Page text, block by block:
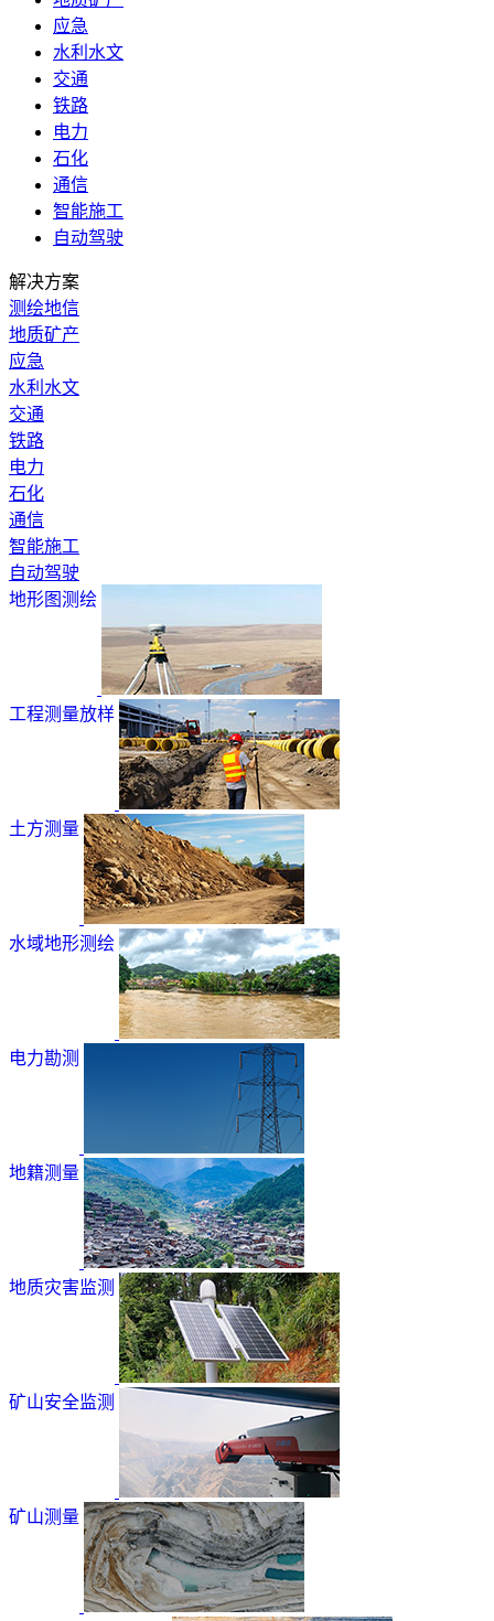
应急
水利水文
交通
铁路
电力
石化
通信
智能施工
自动驾驶
解决方案
测绘地信
地质矿产
应急
水利水文
交通
铁路
电力
石化
通信
智能施工
自动驾驶
地形图测绘
工程测量放样
土方测量
水域地形测绘
电力勘测
地籍测量
地质灾害监测
矿山安全监测
矿山测量